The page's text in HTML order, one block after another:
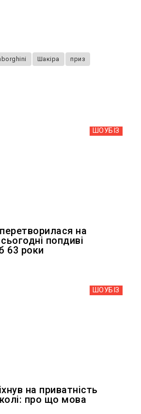
Шакіра приз
ШОУБIЗ
на
попдиві
63 роки
ШОУБIЗ
на приватність
про що мова